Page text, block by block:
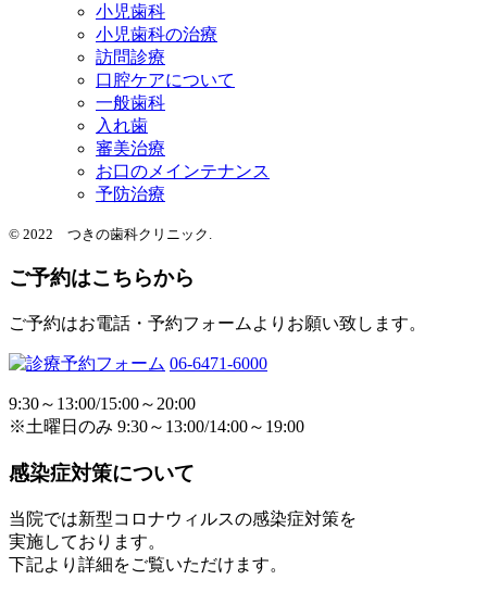
小児歯科
小児歯科の治療
訪問診療
口腔ケアについて
一般歯科
入れ歯
審美治療
お口のメインテナンス
予防治療
© 2022 つきの歯科クリニック.
ご予約はこちらから
ご予約はお電話・予約フォームよりお願い致します。
06-6471-6000
9:30～13:00/15:00～20:00
※土曜日のみ 9:30～13:00/14:00～19:00
感染症対策について
当院では新型コロナウィルスの感染症対策を
実施しております。
下記より詳細をご覧いただけます。